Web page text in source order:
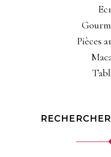
Pièces